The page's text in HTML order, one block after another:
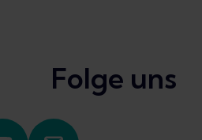
Folge uns